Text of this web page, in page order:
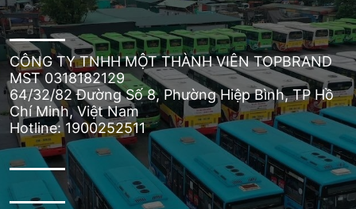
CÔNG TY TNHH MỘT THÀNH VIÊN TOPBRAND
MST 0318182129
64/32/82 Đường Số 8, Phường Hiệp Bình, TP Hồ
Chí Minh, Việt Nam
Hotline: 1900252511